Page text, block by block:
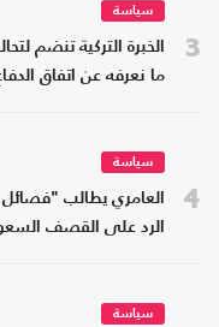
3
سياسة
الخبرة التركية تنضم
ما نعرفه عن اتفاق
4
سياسة
العامري يطالب "فصائل
الرد على القصف
سياسة